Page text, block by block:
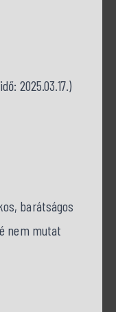
2025.03.17.)
barátságos
nem mutat